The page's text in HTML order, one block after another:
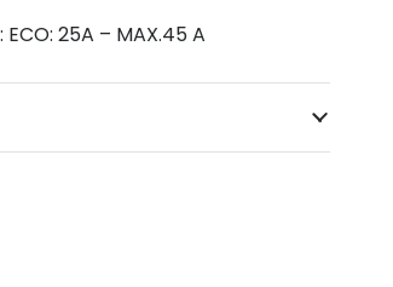
25A – MAX.45 A